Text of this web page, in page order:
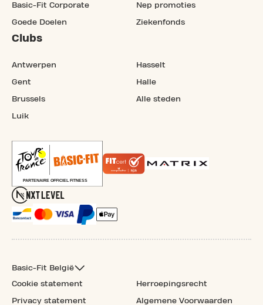
Basic-Fit Corporate
Goede Doelen
Nep promoties
Ziekenfonds
Clubs
Antwerpen
Gent
Brussels
Luik
Hasselt
Halle
Alle steden
Basic-Fit België
Cookie statement
Privacy statement
Herroepingsrecht
Algemene Voorwaarden